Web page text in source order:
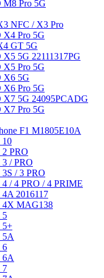
M8 Pro 5G
NFC / X3 Pro
X4 Pro 5G
GT 5G
5G 22111317PG
X5 Pro 5G
X6 5G
X6 Pro 5G
X7 5G 24095PCADG
X7 Pro 5G
F1 M1805E10A
10
PRO
/ PRO
/ 3 PRO
/ 4 PRO / 4 PRIME
2016117
4X MAG138
5
5+
5A
6
6A
7